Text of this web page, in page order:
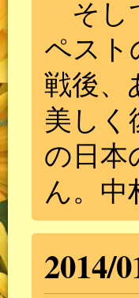
そし
ペスト
戦後、
美しく
の日本
ん。
2014/